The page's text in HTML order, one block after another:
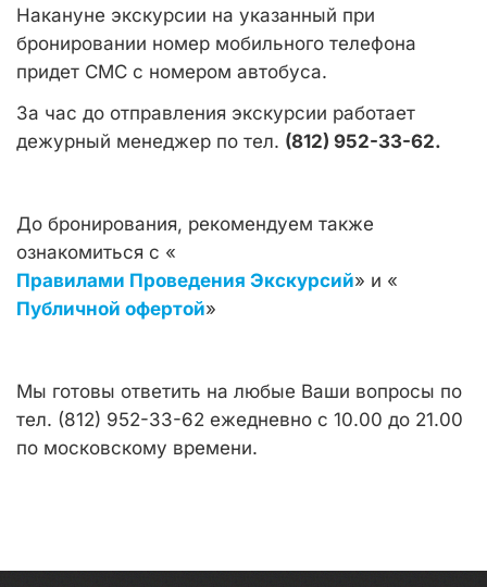
Накануне экскурсии на указанный при
бронировании номер мобильного телефона
придет СМС с номером автобуса.
За час до отправления экскурсии работает
дежурный менеджер по тел. (812) 952-33-62.
До бронирования, рекомендуем также
ознакомиться с «
Правилами Проведения Экскурсий» и «
Публичной офертой»
Мы готовы ответить на любые Ваши вопросы по
тел. (812) 952-33-62 ежедневно с 10.00 до 21.00
по московскому времени.